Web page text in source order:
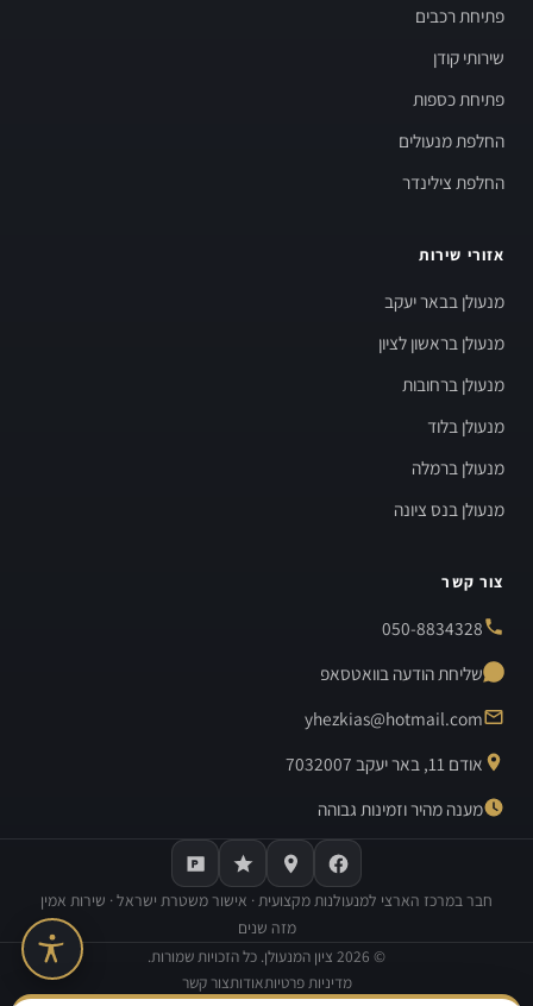
פתיחת רכבים
שירותי קודן
פתיחת כספות
החלפת מנעולים
החלפת צילינדר
אזורי שירות
מנעולן בבאר יעקב
מנעולן בראשון לציון
מנעולן ברחובות
מנעולן בלוד
מנעולן ברמלה
מנעולן בנס ציונה
צור קשר
050-8834328
שליחת הודעה בוואטסאפ
yhezkias@hotmail.com
אודם 11, באר יעקב 7032007
מענה מהיר וזמינות גבוהה
חבר במרכז הארצי למנעולנות מקצועית · אישור משטרת ישראל · שירות אמין
מזה שנים
©
2026 ציון המנעולן. כל הזכויות שמורות.
מדיניות פרטיותאודותצור קשר